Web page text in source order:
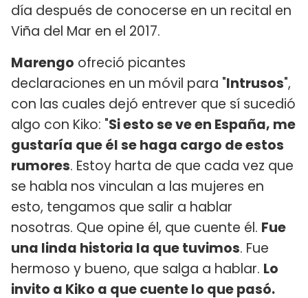
día después de conocerse en un recital en
Viña del Mar en el 2017.
Marengo ofreció picantes
declaraciones en un móvil para "Intrusos",
con las cuales dejó entrever que sí sucedió
algo con Kiko: "Si esto se ve en España, me
gustaría que él se haga cargo de estos
rumores. Estoy harta de que cada vez que
se habla nos vinculan a las mujeres en
esto, tengamos que salir a hablar
nosotras. Que opine él, que cuente él. Fue
una linda historia la que tuvimos. Fue
hermoso y bueno, que salga a hablar. Lo
invito a Kiko a que cuente lo que pasó.